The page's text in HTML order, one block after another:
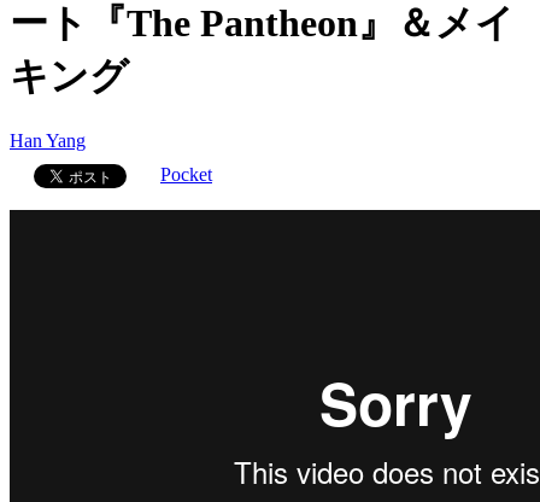
ート『The Pantheon』＆メイ
キング
Han Yang
Pocket